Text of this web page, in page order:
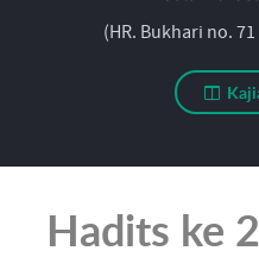
(HR. Bukhari no.
Hadits ke